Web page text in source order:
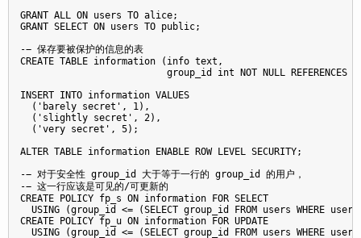
GRANT ALL ON users TO alice;
GRANT SELECT ON users TO public;
-− 保存要被保护的信息的表
CREATE TABLE information (info text,
group_id int NOT NULL REFERENCES
INSERT INTO information VALUES
  ('barely secret', 1),
  ('slightly secret', 2),
  ('very secret', 5);
ALTER TABLE information ENABLE ROW LEVEL SECURITY;
-− 对于安全性 group_id 大于等于一行的 group_id 的用户，
-− 这一行应该是可见的/可更新的
CREATE POLICY fp_s ON information FOR SELECT
USING (group_id <= (SELECT group_id FROM users WHERE
CREATE POLICY fp_u ON information FOR UPDATE
USING (group_id <= (SELECT group_id FROM users WHERE